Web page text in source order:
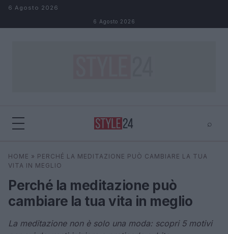
Salta al contenuto
6 Agosto 2026
6 Agosto 2026
⌕
Cerca ⌕
HOME » PERCHÉ LA MEDITAZIONE PUÒ CAMBIARE LA TUA
VITA IN MEGLIO
Perché la meditazione può
cambiare la tua vita in meglio
La meditazione non è solo una moda: scopri 5 motivi